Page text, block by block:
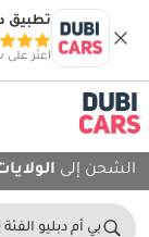
تطبيق
اعثر على
الشحن إلى
بي أم دبليو الفئة ١